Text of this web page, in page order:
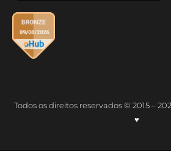
Todos os direitos reservados © 2015 –
♥